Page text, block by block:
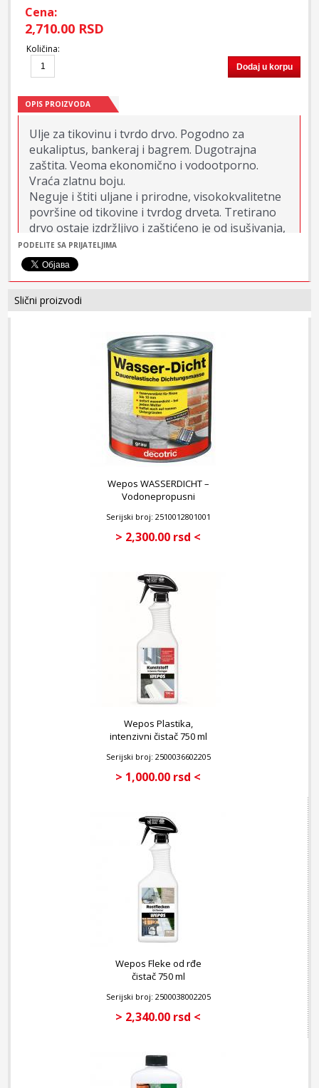
Cena:
2,710.00 RSD
Količina:
Dodaj u korpu
OPIS PROIZVODA
Ulje za tikovinu i tvrdo drvo. Pogodno za
eukaliptus, bankeraj i bagrem. Dugotrajna
zaštita. Veoma ekonomično i vodootporno.
Vraća zlatnu boju.
Neguje i štiti uljane i prirodne, visokokvalitetne
površine od tikovine i tvrdog drveta. Tretirano
drvo ostaje izdržljivo i zaštićeno je od isušivanja,
vremenskih uslova i stvaranja zelenih algi ili
gljivičnih zaraza. Redovnom upotrebom vraća se
prvobitna boja i zaštita. Prodire duboko u
Ulje je specijalno formulisano za površine od
bagrem, bankiraj, mahagoni, palisandrovo drvo,
iroko i drugo tvrdo drvo.
Za nameštaj, baštenski nameštaj, pergole,
nadstrešnice za automobile, palube za čamce,
Pakovanje: 750 ml
PODELITE SA PRIJATELJIMA
Slični proizvodi
Wepos WASSERDICHT –
Vodonepropusni
Serijski broj: 2510012801001
> 2,300.00 rsd <
Wepos Plastika,
intenzivni čistač 750 ml
Serijski broj: 2500036602205
> 1,000.00 rsd <
Wepos Fleke od rđe
čistač 750 ml
Serijski broj: 2500038002205
> 2,340.00 rsd <